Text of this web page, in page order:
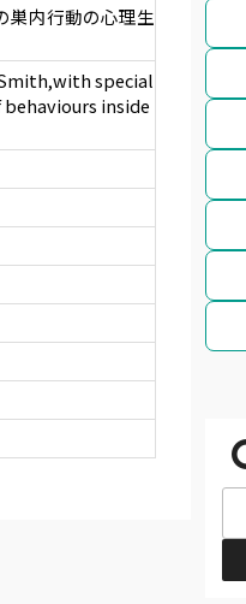
巣内行動の心理生
special
inside